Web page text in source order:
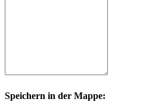
Speichern in der Mappe: